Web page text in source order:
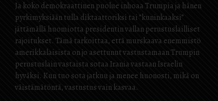
Ja koko demokraattinen puolue inhoaa Trumpia ja hänen
pyrkimyksiään tulla diktaattoriksi tai ”kuninkaaksi”
jättämällä huomiotta presidentin vallan perustuslailliset
rajoitukset. Tämä tarkoittaa, että murskaava enemmistö
amerikkalaisista on jo asettunut vastustamaan Trumpin
perustuslain vastaista sotaa Irania vastaan Israelin
hyväksi. Kun tuo sota jatkuu ja menee huonosti, mikä on
väistämätöntä, vastustus vain kasvaa.